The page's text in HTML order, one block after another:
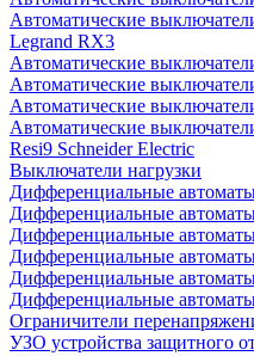
Автоматические
Legrand RX3
Автоматические
Автоматические
Автоматические
Автоматические
Resi9 Schneider Electric
Выключатели нагрузки
Дифференциальные
Дифференциальные
Дифференциальные
Дифференциальные
Дифференциальные
Дифференциальные
Ограничители
УЗО устройства защитного